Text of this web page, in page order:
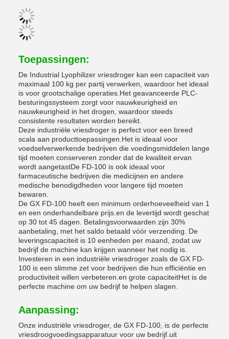
Toepassingen:
De Industrial Lyophilizer vriesdroger kan een capaciteit van
maximaal 100 kg per partij verwerken, waardoor het ideaal
is voor grootschalige operaties.Het geavanceerde PLC-
besturingssysteem zorgt voor nauwkeurigheid en
nauwkeurigheid in het drogen, waardoor steeds
consistente resultaten worden bereikt.
Deze industriële vriesdroger is perfect voor een breed
scala aan producttoepassingen.Het is ideaal voor
voedselverwerkende bedrijven die voedingsmiddelen lange
tijd moeten conserveren zonder dat de kwaliteit ervan
wordt aangetastDe FD-100 is ook ideaal voor
farmaceutische bedrijven die medicijnen en andere
medische benodigdheden voor langere tijd moeten
bewaren.
De GX FD-100 heeft een minimum orderhoeveelheid van 1
en een onderhandelbare prijs.en de levertijd wordt geschat
op 30 tot 45 dagen. Betalingsvoorwaarden zijn 30%
aanbetaling, met het saldo betaald vóór verzending. De
leveringscapaciteit is 10 eenheden per maand, zodat uw
bedrijf de machine kan krijgen wanneer het nodig is.
Investeren in een industriële vriesdroger zoals de GX FD-
100 is een slimme zet voor bedrijven die hun efficiëntie en
productiviteit willen verbeteren.en grote capaciteitHet is de
perfecte machine om uw bedrijf te helpen slagen.
Aanpassing:
Onze industriële vriesdroger, de GX FD-100, is de perfecte
vriesdroogvoedingsapparatuur voor uw bedrijf.uit